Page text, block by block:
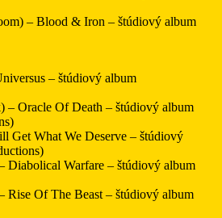
– Blood & Iron – štúdiový album
– štúdiový album
Oracle Of Death – štúdiový album
Get What We Deserve – štúdiový
Diabolical Warfare – štúdiový album
Of The Beast – štúdiový album